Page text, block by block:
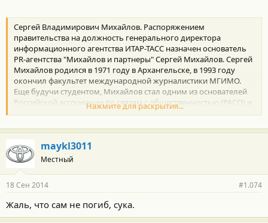
Сергей Владимирович Михайлов. Распоряжением
правительства на должность генерального директора
информационного агентства ИТАР-ТАСС назначен основатель
PR-агентства "Михайлов и партнеры" Сергей Михайлов. Сергей
Михайлов родился в 1971 году в Архангельске, в 1993 году
окончил факультет международной журналистики МГИМО.
Еще будучи студентом, Михайлов стал одним из основателей
Российской ассоциации по связям с общественностью (РАСО) и
партнером рекламного агентства "Корпорация "Я". В 1993 году
2004-2005 годах Михайлов был советником президента -
членом правления ОАО "РЖД", в 2005-2006 годах - начальником
Департамента по связям с РЖД - членом правления РЖД. В 2006
году он получил должность начальника Департамента
корпоративных коммуникаций, оставаясь при этом членом
правления РЖД
Нажмите для раскрытия...
maykl3011
Местный
18 Сен 2014 #1.074
Жаль, что сам не погиб, сука.